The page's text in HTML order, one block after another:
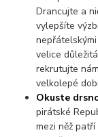
Drancujte a
vylepšíte
velice
rekrutujte
velkolepé
Okuste
pirátské
mezi něž